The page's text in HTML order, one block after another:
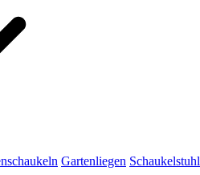
Gartenliegen Schaukelstuhl